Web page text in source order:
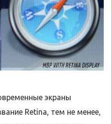
экраны
Retina, тем не менее,